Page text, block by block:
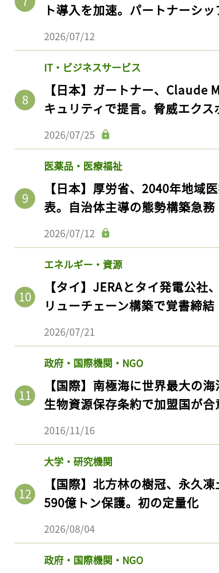
ト導入を加速。パートナーシ
2026/07/12
IT・ビジネスサービス
【日本】ガートナー、Claude
キュリティで提言。脅威エク
2026/07/25
医薬品・医療福祉
【日本】厚労省、2040年地域
表。自治体主導の態勢構築急務
2026/07/12
エネルギー・資源
【タイ】JERAとタイ発電公社
リューチェーン構築で覚書締結
2026/07/21
政府・国際機関・NGO
【国際】南極海に世界最大の
生物資源保存条約で加盟国が合
2016/11/16
大学・研究機関
【国際】北方林の樹冠、永久
590億トン保護。初の定量化
2026/08/04
政府・国際機関・NGO